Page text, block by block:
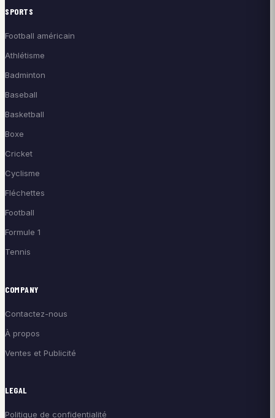
SPORTS
Football américain
Athlétisme
Badminton
Baseball
Basketball
Boxe
Cricket
Cyclisme
Fléchettes
Football
Formule 1
Tennis
COMPANY
Contactez-nous
À propos
Ventes et Publicité
LEGAL
Politique de confidentialité